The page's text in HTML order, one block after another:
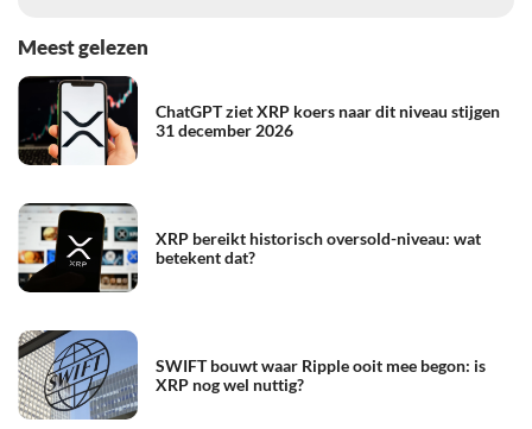
Meest gelezen
ChatGPT ziet XRP koers naar dit niveau stijgen
31 december 2026
XRP bereikt historisch oversold-niveau: wat
betekent dat?
SWIFT bouwt waar Ripple ooit mee begon: is
XRP nog wel nuttig?